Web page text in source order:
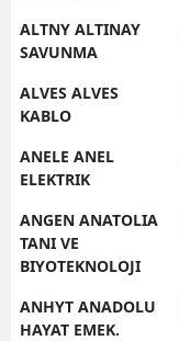
ALTNY ALTINAY
SAVUNMA
ALVES ALVES
KABLO
ANELE ANEL
ELEKTRIK
ANGEN ANATOLIA
TANI VE
BIYOTEKNOLOJI
ANHYT ANADOLU
HAYAT EMEK.